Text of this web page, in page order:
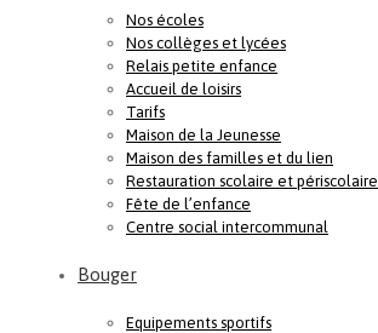
Nos écoles
Nos collèges et lycées
Relais petite enfance
Accueil de loisirs
Tarifs
Maison de la Jeunesse
Maison des familles et du lien
Restauration scolaire et périscolaire
Fête de l’enfance
Centre social intercommunal
Bouger
Equipements sportifs